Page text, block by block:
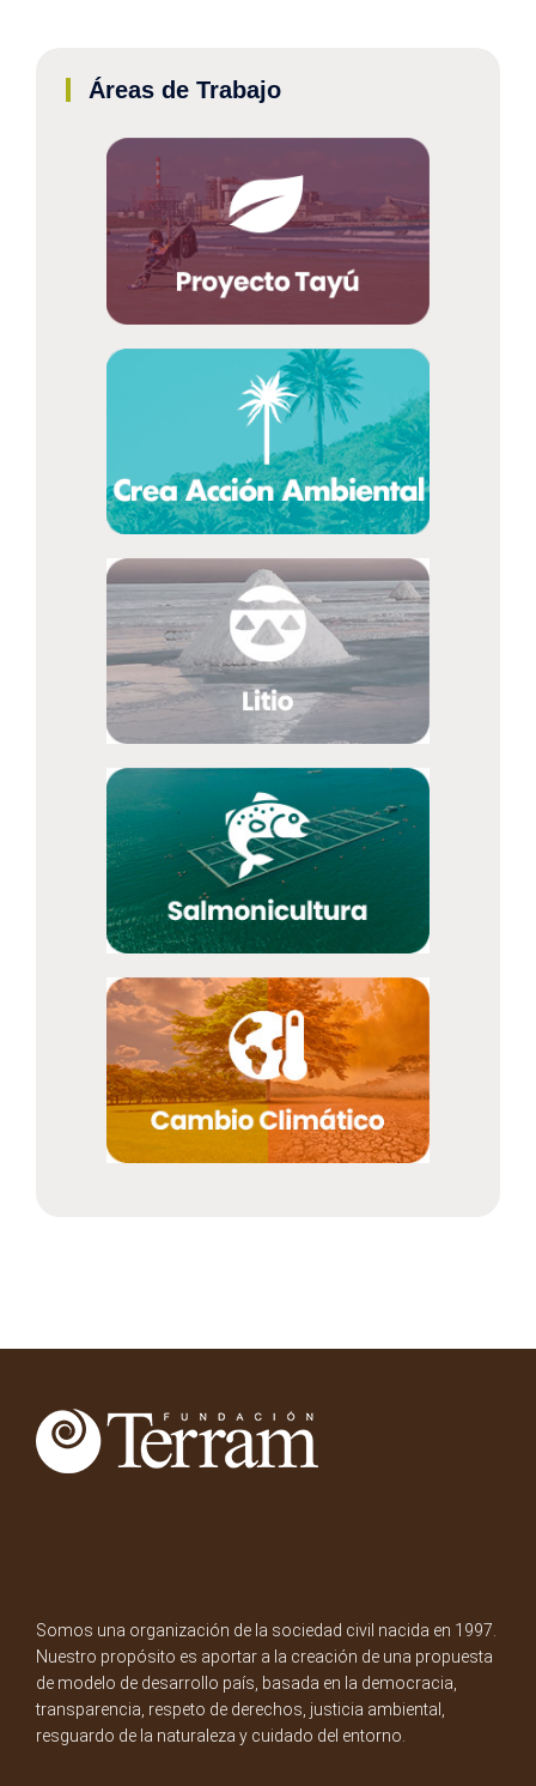
Áreas de Trabajo
Somos una organización de la sociedad civil nacida en 1997.
Nuestro propósito es aportar a la creación de una propuesta
de modelo de desarrollo país, basada en la democracia,
transparencia, respeto de derechos, justicia ambiental,
resguardo de la naturaleza y cuidado del entorno.